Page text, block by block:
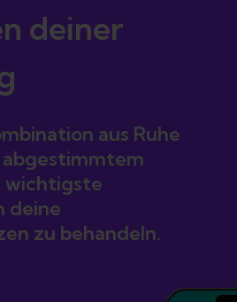
deiner
aus Ruhe
wichtigste
deine
zu behandeln.